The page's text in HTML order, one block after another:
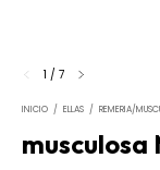
1 / 7
INICIO / ELLAS / REMERIA/
musculosa